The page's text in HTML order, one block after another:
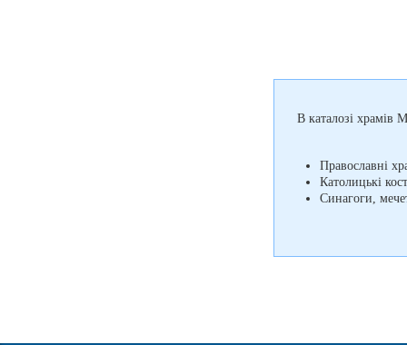
В каталозі храмів
Православні
Католицькі
Синагоги,